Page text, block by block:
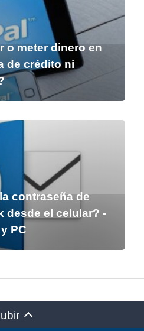
o meter dinero en
de crédito ni
contraseña de
desde el celular? -
PC